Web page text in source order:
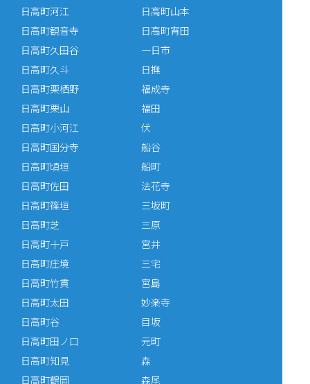
日高町河江
日高町観音寺
日高町久田谷
日高町久斗
日高町栗栖野
日高町栗山
日高町小河江
日高町国分寺
日高町頃垣
日高町佐田
日高町篠垣
日高町芝
日高町十戸
日高町庄境
日高町竹貫
日高町太田
日高町谷
日高町田ノ口
日高町知見
日高町鶴岡
日高町山本
日高町宵田
一日市
日撫
福成寺
福田
伏
船谷
船町
法花寺
三坂町
三原
宮井
三宅
宮島
妙楽寺
目坂
元町
森
森尾